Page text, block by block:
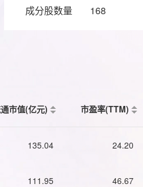
成分股数量
168
市值(亿元) 市盈率(TTM)
135.04 24.20
111.95 46.67